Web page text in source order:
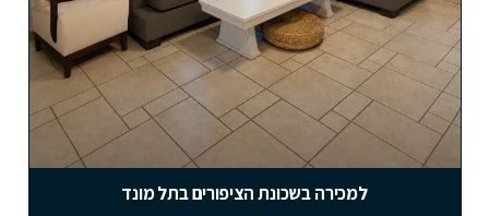
למכירה בשכונת הציפורים בתל מונד